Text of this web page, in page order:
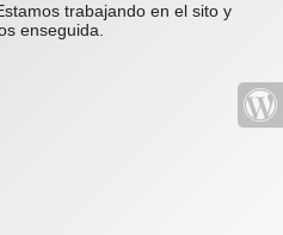
trabajando en el sito y
enseguida.